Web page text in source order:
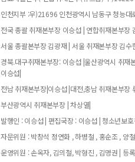
인천지부 :우)21696 인천광역시 남동구 청능
전국 총괄 취재본부장 이승섭 | 연합취재본부장
서울 총괄본부장 김광재 | 서울 취재본부장 김
경북.대구취재본부장: 이승섭 |울산광역시 취
이승섭|
전남 취재본부장|이승섭 |대전,충남 취재본부
부산광역시 취재본부장 | 차상열|
발행인 : 이승섭 | 편집국장 : 이승섭 | 청소년보
자문위원 : 박창석 정연화 , 하병철 , 홍순조 , 양
운영위원 : 손옥자, 김의철, 박형진 , 김명권 |